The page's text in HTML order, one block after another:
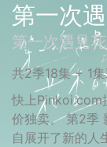
第一次
第一次遇見
共2季18集 + 1
快上Pinkoi.com
价独卖。 第2季
自展开了新的人